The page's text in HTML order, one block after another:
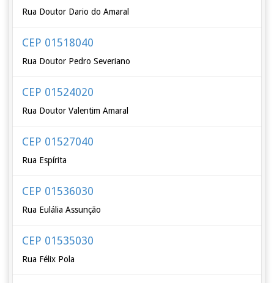
Rua Doutor Dario do Amaral
CEP 01518040
Rua Doutor Pedro Severiano
CEP 01524020
Rua Doutor Valentim Amaral
CEP 01527040
Rua Espírita
CEP 01536030
Rua Eulália Assunção
CEP 01535030
Rua Félix Pola